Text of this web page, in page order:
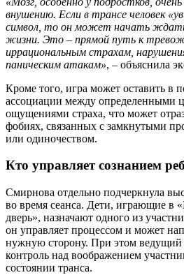
внушению. Если в трансе человек
символ, то он может начать ждать
жизни. Это – прямой путь к
иррациональным страхам,
паническим атакам», – объяснила
Кроме того, игра может оставить в
ассоциации между определенными
ощущениями страха, что может
фобиях, связанных с замкнутыми
или одиночеством.
Кто управляет сознанием
Смирнова отдельно подчеркнула
во время сеанса. Дети, играющие в
дверь», назначают одного из
он управляет процессом и может
нужную сторону. При этом ведущий
контроль над воображением
состоянии транса.